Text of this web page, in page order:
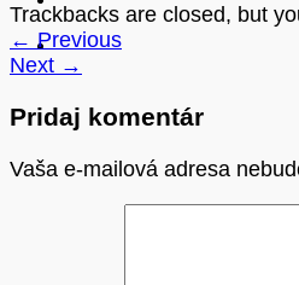
Trackbacks are closed, but
← Previous
Next →
Pridaj komentár
Vaša e-mailová adresa